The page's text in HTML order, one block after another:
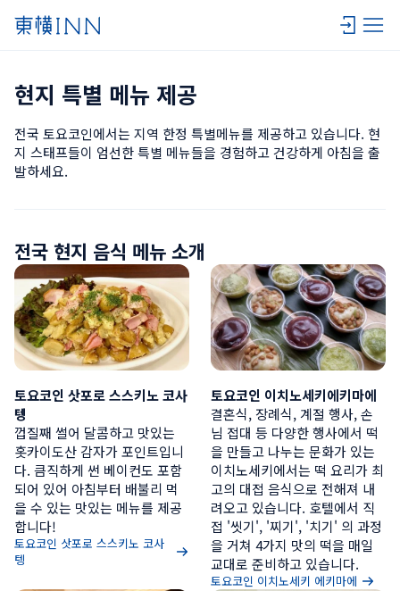
현지 특별 메뉴 제공
전국 토요코인에서는 지역 한정 특별메뉴를 제공하고 있습니다. 현
지 스태프들이 엄선한 특별 메뉴들을 경험하고 건강하게 아침을 출
발하세요.
전국 현지 음식 메뉴 소개
토요코인 삿포로 스스키노 코사
텡
껍질째 썰어 달콤하고 맛있는
홋카이도산 감자가 포인트입니
다. 큼직하게 썬 베이컨도 포함
되어 있어 아침부터 배불리 먹
을 수 있는 맛있는 메뉴를 제공
합니다!
토요코인 삿포로 스스키노 코사
텡
토요코인 이치노세키에키마에
결혼식, 장례식, 계절 행사, 손
님 접대 등 다양한 행사에서 떡
을 만들고 나누는 문화가 있는
이치노세키에서는 떡 요리가 최
고의 대접 음식으로 전해져 내
려오고 있습니다. 호텔에서 직
접 '씻기', '찌기', '치기' 의 과정
을 거쳐 4가지 맛의 떡을 매일
교대로 준비하고 있습니다.
토요코인 이치노세키 에키마에